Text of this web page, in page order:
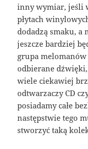
inny wymiar, jeśli
płytach
dodadzą smaku, a
jeszcze bardziej
grupa
odbierane
wiele ciekawiej
odtwarzaczy CD
posiadamy całe
następstwie tego
stworzyć taką